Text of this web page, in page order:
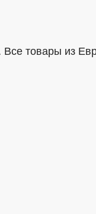
Все товары из